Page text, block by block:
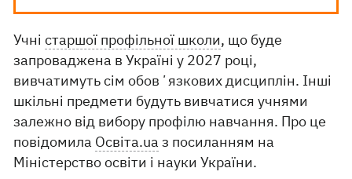
Учністаршої профільної школи, що буде
запроваджена в Україні у 2027 році,
вивчатимуть сім обовʼязкових дисциплін. Інші
шкільні предмети будуть вивчатися учнями
залежно від вибору профілю навчання. Про це
повідомила Oсвіта.ua з посиланням на
Міністерство освіти і науки України.